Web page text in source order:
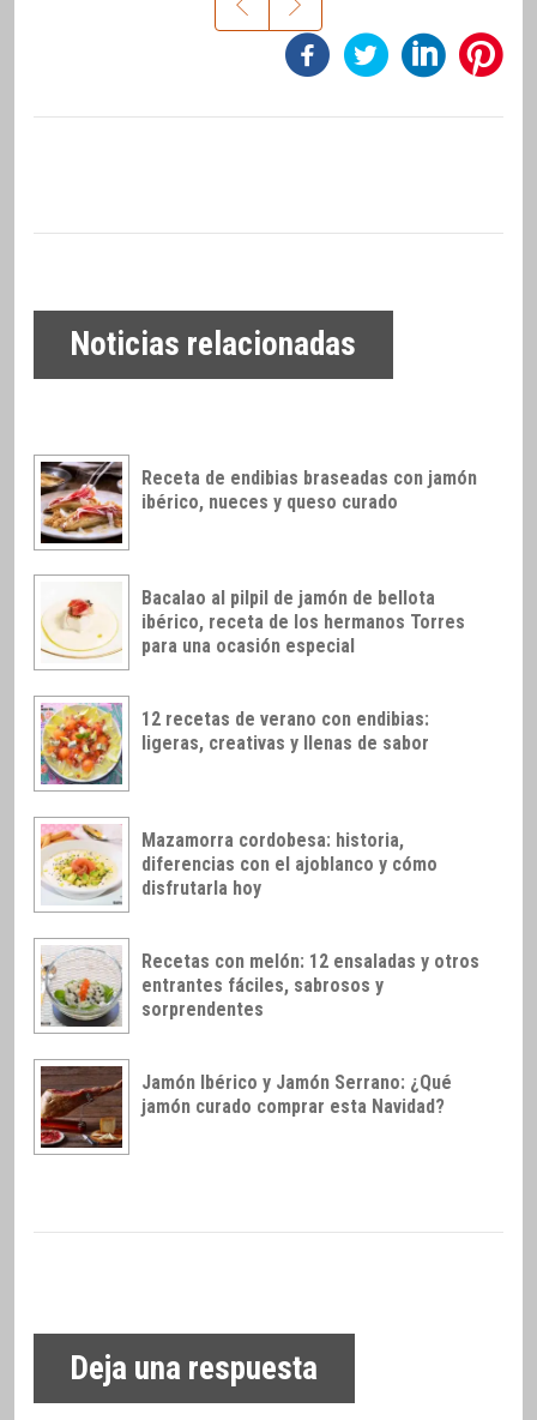
Noticias relacionadas
Receta de endibias braseadas con jamón
ibérico, nueces y queso curado
Bacalao al pilpil de jamón de bellota
ibérico, receta de los hermanos Torres
para una ocasión especial
12 recetas de verano con endibias:
ligeras, creativas y llenas de sabor
Mazamorra cordobesa: historia,
diferencias con el ajoblanco y cómo
disfrutarla hoy
Recetas con melón: 12 ensaladas y otros
entrantes fáciles, sabrosos y
sorprendentes
Jamón Ibérico y Jamón Serrano: ¿Qué
jamón curado comprar esta Navidad?
Deja una respuesta